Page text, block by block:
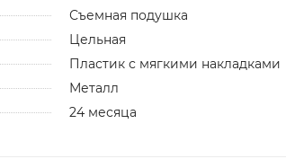
Съемная подушка
Цельная
Пластик с мягкими накладками
Металл
24 месяца